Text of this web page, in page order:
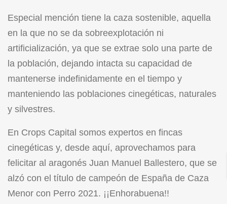
Especial mención tiene la caza sostenible, aquella
en la que no se da sobreexplotación ni
artificialización, ya que se extrae solo una parte de
la población, dejando intacta su capacidad de
mantenerse indefinidamente en el tiempo y
manteniendo las poblaciones cinegéticas, naturales
y silvestres.
En Crops Capital somos expertos en fincas
cinegéticas y, desde aquí, aprovechamos para
felicitar al aragonés Juan Manuel Ballestero, que se
alzó con el título de campeón de España de Caza
Menor con Perro 2021. ¡¡Enhorabuena!!